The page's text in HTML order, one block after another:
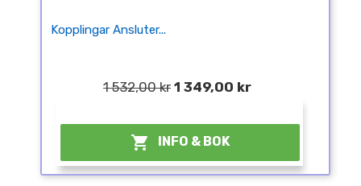
Kopplingar Ansluter...
1 532,00 kr 1 349,00 kr
 INFO & BOK